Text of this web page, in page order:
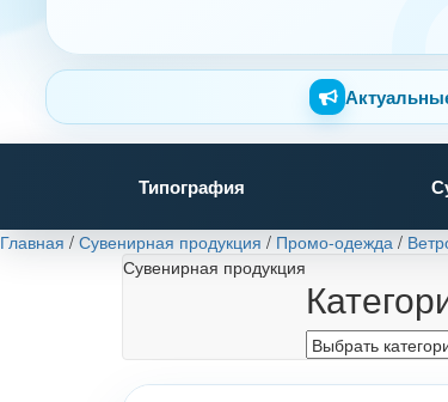
Типография
Главная / Сувенирная продукция / Промо-одежда /
Сувенирная продукция